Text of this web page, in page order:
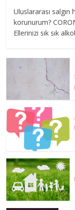
Uluslararası
korunurum?
Ellerinizi sık sık